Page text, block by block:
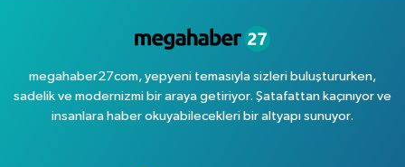
megahaber27com, yepyeni temasıyla sizleri buluştururken,
sadelik ve modernizmi bir araya getiriyor. Şatafattan kaçınıyor ve
insanlara haber okuyabilecekleri bir altyapı sunuyor.